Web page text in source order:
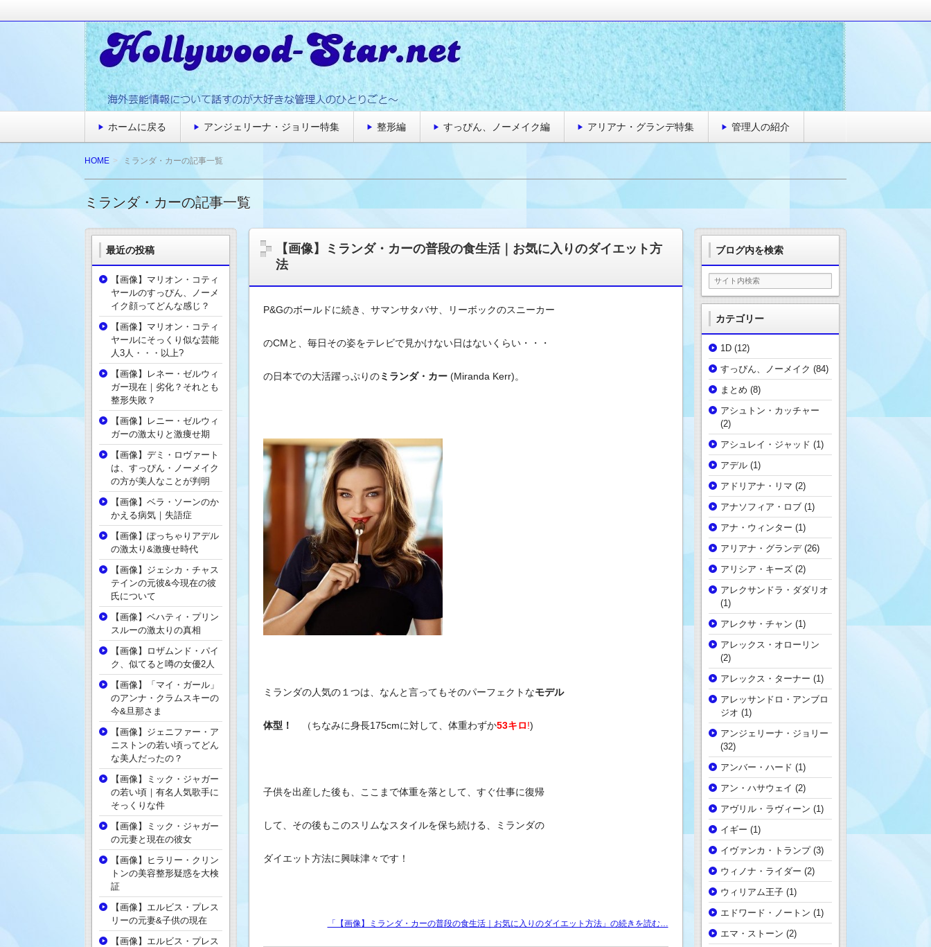
☆ハリウッドスターネット★海外セレブのゴシップニュース&芸能情報
海外の芸能情報を読んだり集めたりするのが大好きな管理人のひとりごと～
ホームに戻る アンジェリーナ・ジョリー特集 整形編 すっぴん、ノーメイク編 アリアナ・グランデ特集 管理人の紹介
HOME ミランダ・カーの記事一覧
ミランダ・カーの記事一覧
【画像】ミランダ・カーの普段の食生活｜お気に入りのダイエット方
法
P&Gのボールドに続き、サマンサタバサ、リーボックのスニーカー
のCMと、毎日その姿をテレビで見かけない日はないくらい・・・
の日本での大活躍っぷりのミランダ・カー(Miranda Kerr)。
ミランダの人気の１つは、なんと言ってもそのパーフェクトなモデル
体型！ （ちなみに身長175cmに対して、体重わずか53キロ!)
子供を出産した後も、ここまで体重を落として、すぐ仕事に復帰
して、その後もこのスリムなスタイルを保ち続ける、ミランダの
ダイエット方法に興味津々です！
「【画像】ミランダ・カーの普段の食生活｜お気に入りのダイエット方法」の続きを読む…
最近の投稿
【画像】マリオン・コティ
ヤールのすっぴん、ノーメ
イク顔ってどんな感じ？
【画像】マリオン・コティ
ヤールにそっくり似な芸能
人3人・・・以上?
【画像】レネー・ゼルウィ
ガー現在｜劣化？それとも
整形失敗？
【画像】レニー・ゼルウィ
ガーの激太りと激痩せ期
【画像】デミ・ロヴァート
は、すっぴん・ノーメイク
の方が美人なことが判明
【画像】ベラ・ソーンのか
かえる病気｜失語症
【画像】ぽっちゃりアデル
の激太り&激痩せ時代
【画像】ジェシカ・チャス
テインの元彼&今現在の彼
氏について
【画像】ベハティ・プリン
スルーの激太りの真相
【画像】ロザムンド・パイ
ク、似てると噂の女優2人
【画像】「マイ・ガール」
のアンナ・クラムスキーの
今&旦那さま
【画像】ジェニファー・ア
ニストンの若い頃ってどん
な美人だったの？
【画像】ミック・ジャガー
の若い頃｜有名人気歌手に
そっくりな件
【画像】ミック・ジャガー
の元妻と現在の彼女
【画像】ヒラリー・クリン
トンの美容整形疑惑を大検
証
【画像】エルビス・プレス
リーの元妻&子供の現在
【画像】エルビス・プレス
ブログ内を検索
カテゴリー
1D (12)
すっぴん、ノーメイク (84)
まとめ (8)
アシュトン・カッチャー
(2)
アシュレイ・ジャッド (1)
アデル (1)
アドリアナ・リマ (2)
アナソフィア・ロブ (1)
アナ・ウィンター (1)
アリアナ・グランデ(26)
アリシア・キーズ (2)
アレクサンドラ・ダダリオ
(1)
アレクサ・チャン (1)
アレックス・オローリン
(2)
アレックス・ターナー (1)
アレッサンドロ・アンブロ
ジオ (1)
アンジェリーナ・ジョリー
(32)
アンバー・ハード (1)
アン・ハサウェイ (2)
アヴリル・ラヴィーン (1)
イギー (1)
イヴァンカ・トランプ(3)
ウィノナ・ライダー (2)
ウィリアム王子 (1)
エドワード・ノートン (1)
エマ・ストーン (2)